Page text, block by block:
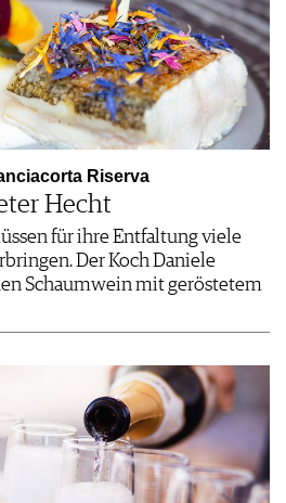
Riserva
Hecht
für ihre Entfaltung viele
Der Koch Daniele
Schaumwein mit geröstetem